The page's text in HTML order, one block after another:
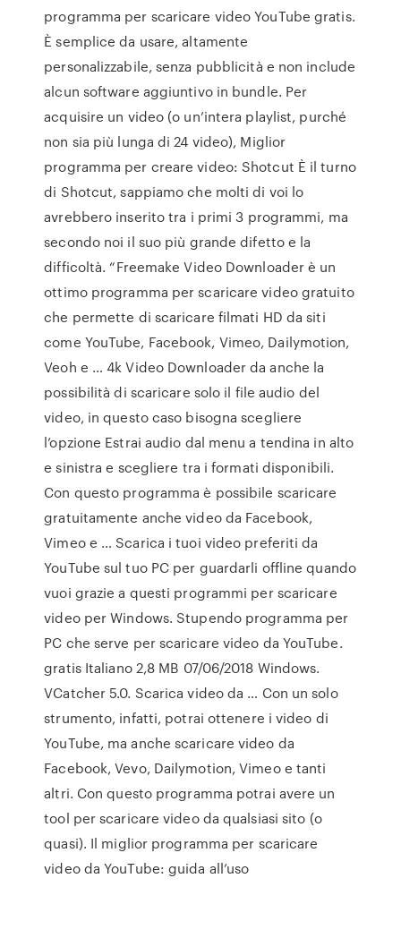
programma per scaricare video YouTube gratis.
È semplice da usare, altamente
personalizzabile, senza pubblicità e non include
alcun software aggiuntivo in bundle. Per
acquisire un video (o un’intera playlist, purché
non sia più lunga di 24 video), Miglior
programma per creare video: Shotcut È il turno
di Shotcut, sappiamo che molti di voi lo
avrebbero inserito tra i primi 3 programmi, ma
secondo noi il suo più grande difetto e la
difficoltà. “Freemake Video Downloader è un
ottimo programma per scaricare video gratuito
che permette di scaricare filmati HD da siti
come YouTube, Facebook, Vimeo, Dailymotion,
Veoh e … 4k Video Downloader da anche la
possibilità di scaricare solo il file audio del
video, in questo caso bisogna scegliere
l’opzione Estrai audio dal menu a tendina in alto
e sinistra e scegliere tra i formati disponibili.
Con questo programma è possibile scaricare
gratuitamente anche video da Facebook,
Vimeo e … Scarica i tuoi video preferiti da
YouTube sul tuo PC per guardarli offline quando
vuoi grazie a questi programmi per scaricare
video per Windows. Stupendo programma per
PC che serve per scaricare video da YouTube.
gratis Italiano 2,8 MB 07/06/2018 Windows.
VCatcher 5.0. Scarica video da … Con un solo
strumento, infatti, potrai ottenere i video di
YouTube, ma anche scaricare video da
Facebook, Vevo, Dailymotion, Vimeo e tanti
altri. Con questo programma potrai avere un
tool per scaricare video da qualsiasi sito (o
quasi). Il miglior programma per scaricare
video da YouTube: guida all’uso